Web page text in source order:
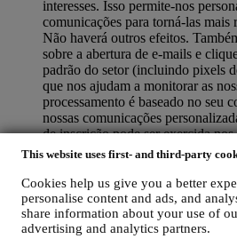
This website uses first- and third-party
Cookies help us give you a better
personalise content and ads, and
share information about your use of
advertising and analytics partners.
interesses. Isso permite-nos
comunicações para torná-las mais
Não haverá outros efeitos.
sobre a abertura de e-mails e
padrão do setor (incluindo pixels
que nos ajudam a monitorar as
processamento é baseado no seu
nossas comunicações
de inscrição pode ser exercida
informações pessoais são
seleção. Desativar: você pode
atualizações a qualquer momento,
botão de cancelamento de
newsletter. Se preferir, pode fazê-
connosco através de